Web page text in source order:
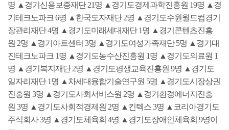
명 ▲ 경기신용보증재단21명 ▲ 경기도경제과학진흥원 19명 ▲ 경
기테크노파크 6명 ▲ 한국도자재단2명 ▲ 경기도수원월드컵경기
장관리재단4명 ▲ 경기도미래세대재단1명 ▲ 경기콘텐츠진흥
원 2명 ▲ 경기아트센터 3명 ▲ 경기도여성가족재단5명 ▲ 경기대
진테크노파크 1명 ▲ 경기도농수산진흥원 1명 ▲ 경기도의료원 1
명 ▲ 경기복지재단2명 ▲ 경기도평생교육진흥원 9명 ▲ 경기도
일자리재단1명 ▲ 차세대융합기술연구원 5명 ▲ 경기도시장상권
진흥원 3명 ▲ 경기도사회서비스원 2명 ▲ 경기환경에너지진흥
원 3명 ▲ 경기도사회적경제원 2명 ▲ 킨텍스3명 ▲ 코리아경기도
주식회사3명 ▲ 경기도체육회 4명 ▲ 경기도장애인체육회 9명이